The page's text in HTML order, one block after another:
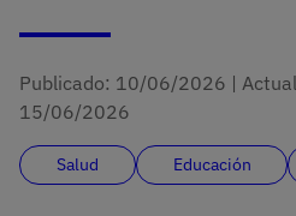
Publicado: 10/06/2026 |
15/06/2026
Salud Educación